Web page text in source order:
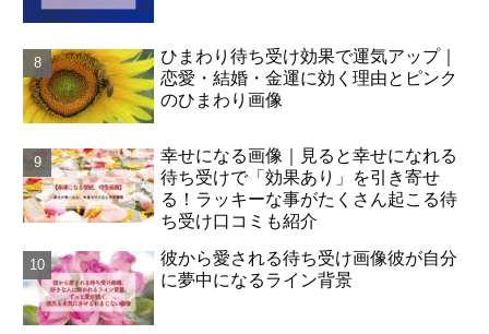
ひまわり待ち受け効果で運気アップ｜
恋愛・結婚・金運に効く理由とピンク
のひまわり画像
幸せになる画像｜見ると幸せになれる
待ち受けで「効果あり」を引き寄せ
る！ラッキーな事がたくさん起こる待
ち受け口コミも紹介
彼から愛される待ち受け画像彼が自分
に夢中になるライン背景